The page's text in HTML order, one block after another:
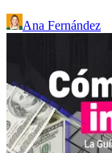
Ana Fernández